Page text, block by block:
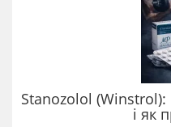
Stanozolol
і як